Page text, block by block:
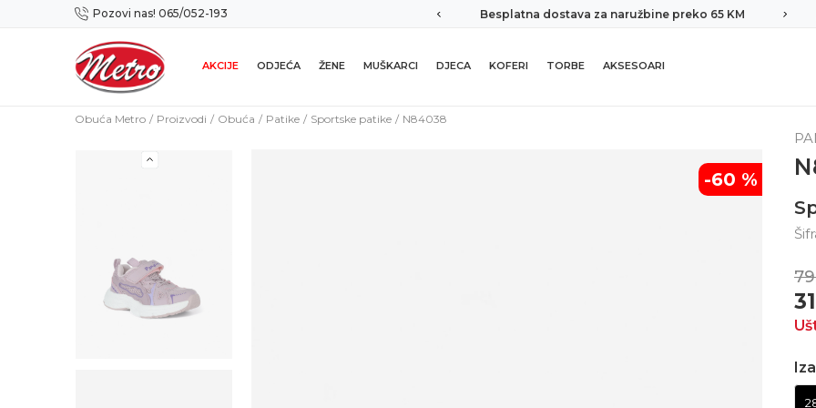
Pozovi nas! 065/052-193
Preuzmi NOVU Metro mobilnu aplikaciju! Besplatna dostava za naružbine preko 65 KM
AKCIJE ODJEĆA ŽENE MUŠKARCI DJECA KOFERI TORBE AKSESOARI
Obuća Metro Proizvodi Obuća Patike Sportske patike N84038
-60 %